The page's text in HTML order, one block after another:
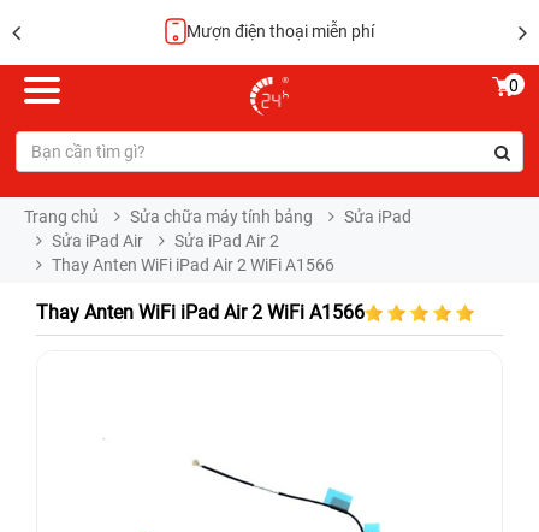
Mượn điện thoại miễn phí
0
Trang chủ Sửa chữa máy tính bảng
Sửa iPad
Sửa iPad Air
Sửa iPad Air 2
Thay Anten WiFi iPad Air 2 WiFi A1566
Thay Anten WiFi iPad Air 2 WiFi A1566